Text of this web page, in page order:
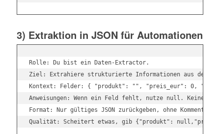
3) Extraktion in JSON für Automationen
Rolle: Du bist ein Daten-Extractor.
Ziel: Extrahiere strukturierte Informationen aus dem
Kontext: Felder: { "produkt": "", "preis_eur": 0,
Anweisungen: Wenn ein Feld fehlt, nutze null. Keine
Format: Nur gültiges JSON zurückgeben, ohne Kommentare.